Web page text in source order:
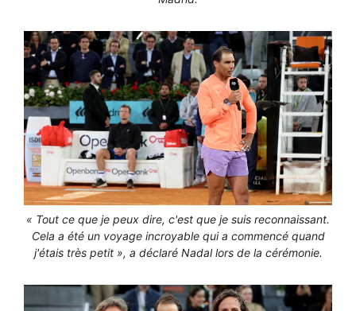
« Tout ce que je peux dire, c'est que je suis reconnaissant.
Cela a été un voyage incroyable qui a commencé quand
j'étais très petit », a déclaré Nadal lors de la cérémonie.